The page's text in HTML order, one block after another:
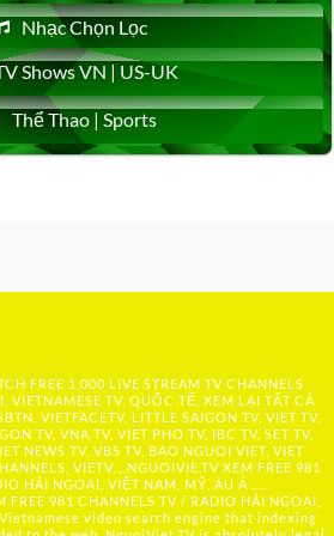
Nhạc Chọn Lọc
Shows VN | US-UK
Thể Thao | Sports
FREE 1,000 LIVE STREAM TV CHANNELS
VIETNAMESE TV, QUỐC TẾ, XEM LẠI TẤT CẢ
VIETFACETV, LITTLE SAIGON TV, VIET TV,
TV, VNA TV, VIET PHO TV, IBC TV, SET TV,
NEWS TV, VBS TV, BAO NGUOI VIET, VIET
VIETV,... NGUOIVIE.TV XEM FREE 981
HẢI NGOẠI, VIỆT NAM, MỸ, ÂU Á …..
FREE 981 CHANNELS TV / RADIO HẢI NGOẠI,
video search engine that indexing